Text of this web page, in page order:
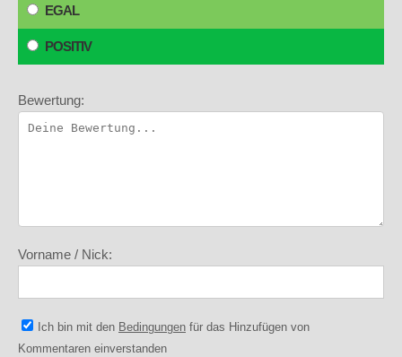
EGAL
POSITIV
Bewertung:
Vorname / Nick:
Ich bin mit den Bedingungen für das Hinzufügen von
Kommentaren einverstanden